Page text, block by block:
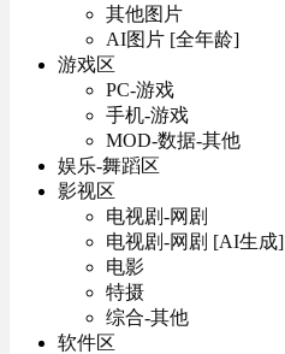
其他图片
AI图片 [全年龄]
游戏区
PC-游戏
手机-游戏
MOD-数据-其他
娱乐-舞蹈区
影视区
电视剧-网剧
电视剧-网剧 [AI生成]
电影
特摄
综合-其他
软件区